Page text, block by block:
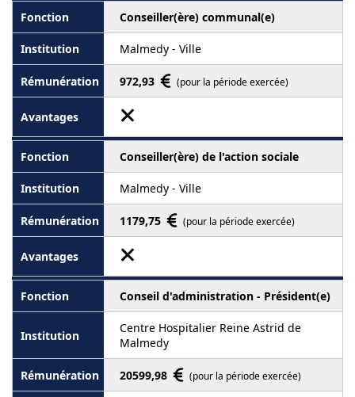
Conseiller(ère) communal(e)
Malmedy - Ville
972,93 (pour la période exercée)
Conseiller(ère) de l'action sociale
Malmedy - Ville
1179,75 (pour la période exercée)
Conseil d'administration - Président(e)
Centre Hospitalier Reine Astrid de
Malmedy
20599,98 (pour la période exercée)